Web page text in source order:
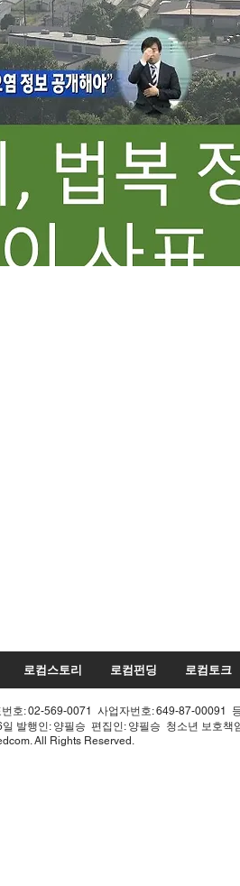
로컴스토리 로컴펀딩 로컴토크
호: 02-569-0071 사업자번호: 649-87-00091
발행인: 양필승 편집인: 양필승 청소년 보호
All Rights Reserved.